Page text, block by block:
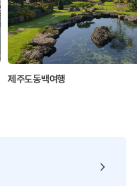
제주도동백여행